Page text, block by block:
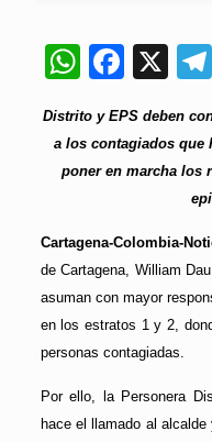
X
Distrito y EPS deben
a los contagiados que
poner en marcha los
Cartagena-Colombia-
de Cartagena, William
asuman con mayor
en los estratos 1 y 2,
personas contagiadas.
Por ello, la Personera
hace el llamado al